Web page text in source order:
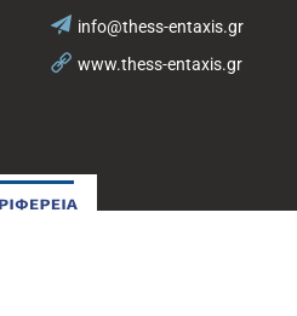
info@thess-entaxis.gr
www.thess-entaxis.gr